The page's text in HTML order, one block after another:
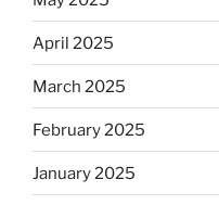
April 2025
March 2025
February 2025
January 2025